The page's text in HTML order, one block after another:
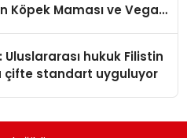
Köpek Maması ve Vegan
hukuk Filistin
çifte standart uyguluyor